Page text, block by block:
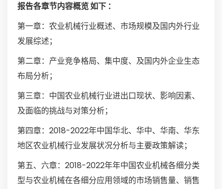
报告各章节内容概览 如下 ：
第一章：农业机械行业概述、市场规模及国内外行业
发展综述；
第二章：产业竞争格局、集中度、及国内外企业生态
布局分析；
第三章：中国农业机械行业进出口现状、影响因素、
及面临的挑战与对策分析；
第四章：2018-2022年中国华北、华中、华南、华东
地区农业机械行业发展状况分析与主要政策解读；
第五、六章：2018-2022年年中国农业机械各细分类
型与农业机械在各细分应用领域的市场销售量、销售